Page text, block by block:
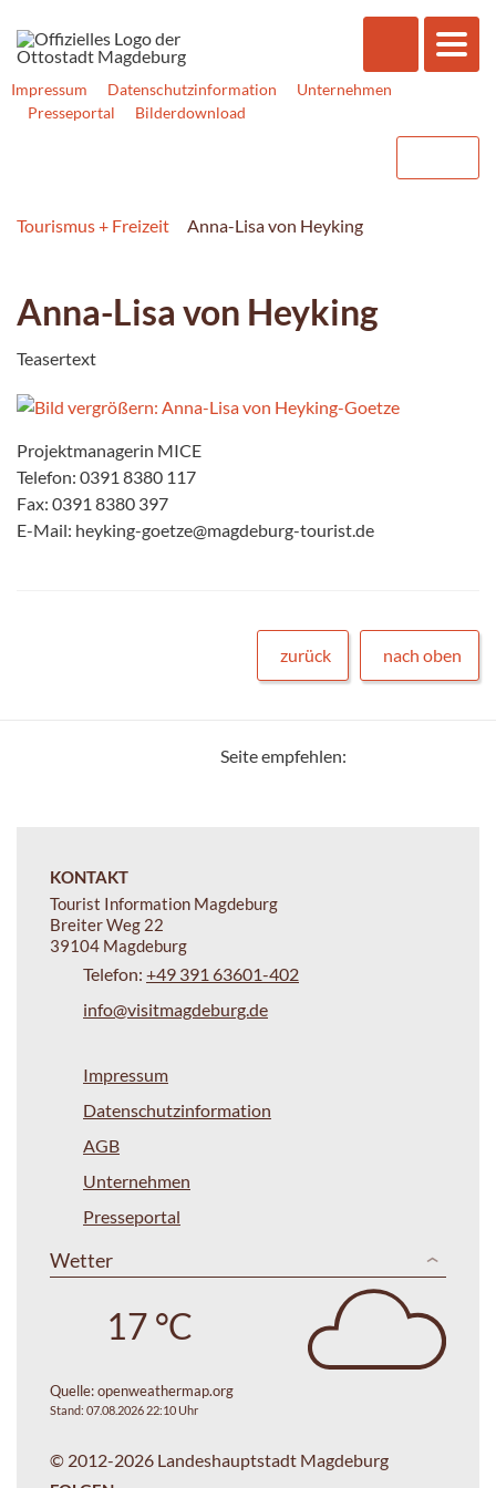
Impressum Datenschutzinformation
Unternehmen
Presseportal
Bilderdownload
Tourismus + Freizeit Anna-Lisa von Heyking
Anna-Lisa von Heyking
Teasertext
Projektmanagerin MICE
Telefon: 0391 8380 117
Fax: 0391 8380 397
E-Mail: heyking-goetze@magdeburg-tourist.de
zurück nach oben
Seite empfehlen:
KONTAKT
Tourist Information Magdeburg
Breiter Weg 22
39104 Magdeburg
Telefon: +49 391 63601-402
info@visitmagdeburg.de
Impressum
Datenschutzinformation
AGB
Unternehmen
Presseportal
Wetter
17 °C
Quelle:openweathermap.org
Stand: 07.08.2026 22:10 Uhr
© 2012-2026 Landeshauptstadt Magdeburg